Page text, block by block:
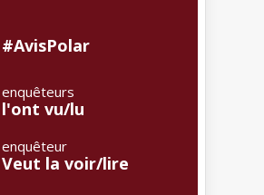
#AvisPolar
enquêteurs
l'ont vu/lu
enquêteur
Veut la voir/lire